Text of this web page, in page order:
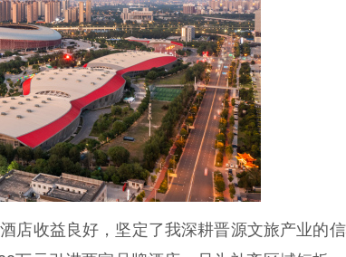
收益良好，坚定了我深耕晋源文旅产业的